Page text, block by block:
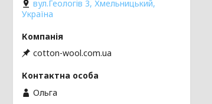
вул.Геологів 3, Хмельницький,
Україна
cotton-wool.com.ua
Ольга